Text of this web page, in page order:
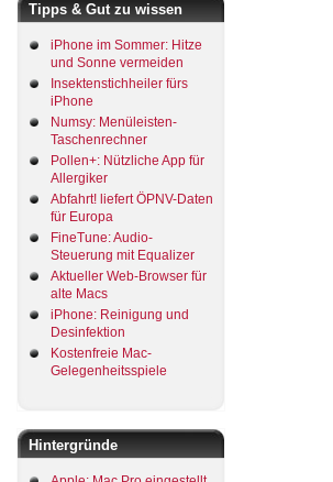
Tipps & Gut zu wissen
iPhone im Sommer: Hitze
und Sonne vermeiden
Insektenstichheiler fürs
iPhone
Numsy: Menüleisten-
Taschenrechner
Pollen+: Nützliche App für
Allergiker
Abfahrt! liefert ÖPNV-Daten
für Europa
FineTune: Audio-
Steuerung mit Equalizer
Aktueller Web-Browser für
alte Macs
iPhone: Reinigung und
Desinfektion
Kostenfreie Mac-
Gelegenheitsspiele
Hintergründe